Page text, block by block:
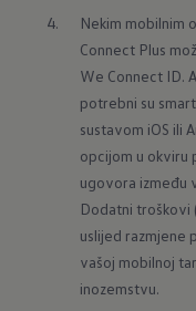
Nekim mobilnim
Connect Plus
We Connect ID.
potrebni su
sustavom iOS ili
opcijom u okviru
ugovora između
Dodatni troškovi
uslijed razmjene
vašoj mobilnoj
inozemstvu.